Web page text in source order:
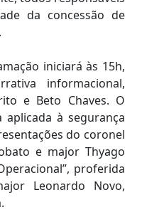
da concessão de
iniciará às 15h,
informacional,
e Beto Chaves. O
à segurança
do coronel
e major Thyago
proferida
Leonardo Novo,